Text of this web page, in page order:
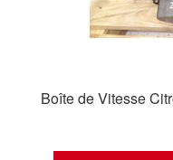
Boîte de Vitesse